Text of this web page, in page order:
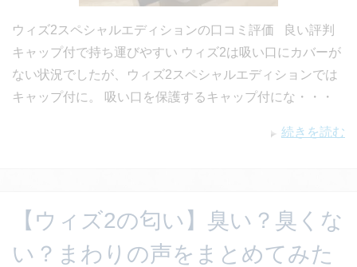
ウィズ2スペシャルエディションの口コミ評価 良い評判
キャップ付で持ち運びやすい ウィズ2は吸い口にカバーが
ない状況でしたが、ウィズ2スペシャルエディションでは
キャップ付に。 吸い口を保護するキャップ付にな・・・
続きを読む
【ウィズ2の匂い】臭い？臭くな
い？まわりの声をまとめてみた